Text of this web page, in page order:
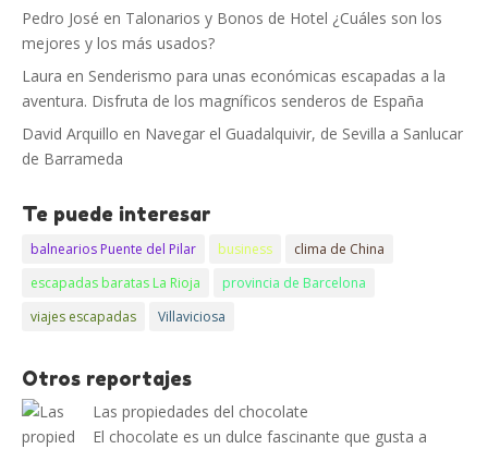
Pedro José en Talonarios y Bonos de Hotel ¿Cuáles son los
mejores y los más usados?
Laura en Senderismo para unas económicas escapadas a la
aventura. Disfruta de los magníficos senderos de España
David Arquillo en Navegar el Guadalquivir, de Sevilla a Sanlucar
de Barrameda
Te puede interesar
balnearios Puente del Pilar business
clima de China
escapadas baratas La Rioja
provincia de Barcelona
viajes escapadas
Villaviciosa
Otros reportajes
Las propiedades del chocolate
El chocolate es un dulce fascinante que gusta a